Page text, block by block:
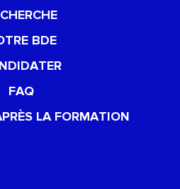
BDE
FAQ
LA FORMATION